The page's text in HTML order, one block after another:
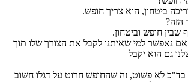
ביטחון, הוא צריך חופש.
הזה?
שבין חופש וביטחון.
אם נאפשר למי שאיתנו לקבל את הצורך שלו תוך
גם הוא יקבל
בד"כ לא פשוט, זה שהחופש חרוט על דגלו חשוב